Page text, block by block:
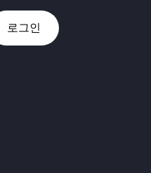
로그인